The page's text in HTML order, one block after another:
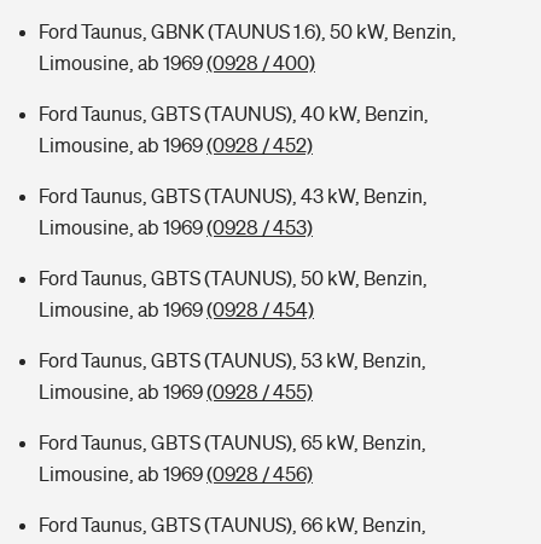
Ford Taunus, GBNK (TAUNUS 1.6), 50 kW, Benzin,
Limousine, ab 1969(0928 / 400)
Ford Taunus, GBTS (TAUNUS), 40 kW, Benzin,
Limousine, ab 1969(0928 / 452)
Ford Taunus, GBTS (TAUNUS), 43 kW, Benzin,
Limousine, ab 1969(0928 / 453)
Ford Taunus, GBTS (TAUNUS), 50 kW, Benzin,
Limousine, ab 1969(0928 / 454)
Ford Taunus, GBTS (TAUNUS), 53 kW, Benzin,
Limousine, ab 1969(0928 / 455)
Ford Taunus, GBTS (TAUNUS), 65 kW, Benzin,
Limousine, ab 1969(0928 / 456)
Ford Taunus, GBTS (TAUNUS), 66 kW, Benzin,